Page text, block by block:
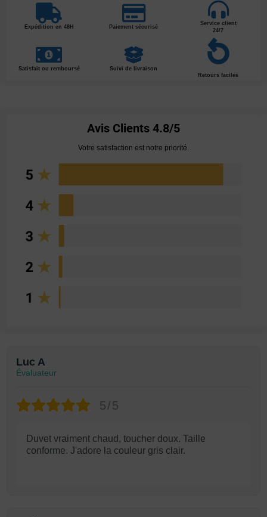
Expédition en 48H Paiement sécurisé
Service client
24/7
Satisfait ou remboursé
Suivi de livraison
Retours faciles
Avis Clients 4.8/5
Votre satisfaction est notre priorité.
Luc A
Évaluateur
5/5
Duvet vraiment chaud, toucher doux. Taille
conforme. J'adore la couleur gris clair.